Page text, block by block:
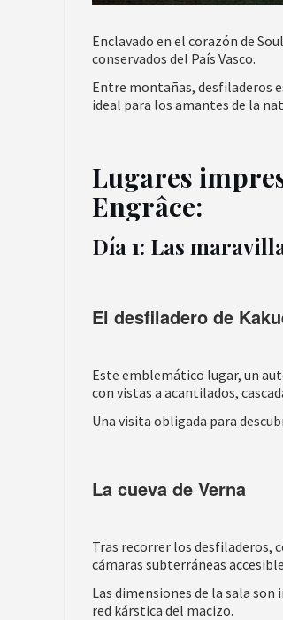
Enclavado en el corazón de
conservados del País Vasco.
Entre montañas, desfiladeros
ideal para los amantes de la
Lugares
Engrâce:
Día 1: Las
El desfiladero de
Este emblemático lugar, un
con vistas a acantilados,
Una visita obligada para
La cueva de Verna
Tras recorrer los desfiladeros,
cámaras subterráneas
Las dimensiones de la sala
red kárstica del macizo.